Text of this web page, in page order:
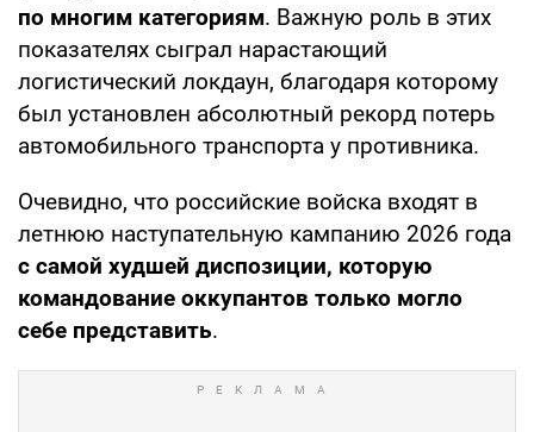
по многим категориям. Важную роль в этих
показателях сыграл нарастающий
логистический локдаун, благодаря которому
был установлен абсолютный рекорд потерь
автомобильного транспорта у противника.
Очевидно, что российские войска входят в
летнюю наступательную кампанию 2026 года
с самой худшей диспозиции, которую
командование оккупантов только могло
себе представить.